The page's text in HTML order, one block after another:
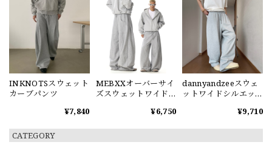
CATEGORY
INKNOTSスウェット
カーブパンツ
¥7,840
MEBXXオーバーサイ
ズスウェットワイド
¥6,750
dannyandzeeスウェ
ットワイドシルエッ
¥9,710